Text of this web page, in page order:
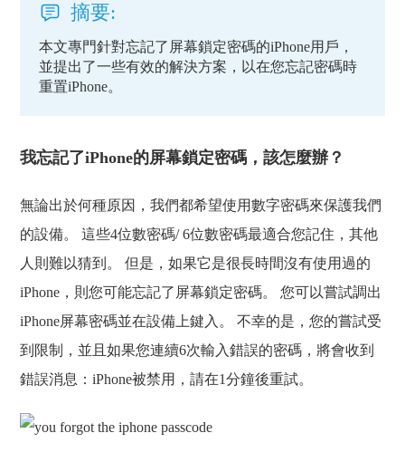
摘要:
本文專門針對忘記了屏幕鎖定密碼的iPhone用戶，
並提出了一些有效的解決方案，以在您忘記密碼時
重置iPhone。
我忘記了iPhone的屏幕鎖定密碼，該怎麼辦？
無論出於何種原因，我們都希望使用數字密碼來保護我們
的設備。 這些4位數密碼/ 6位數密碼最適合您記住，其他
人則難以猜到。 但是，如果它是很長時間沒有使用過的
iPhone，則您可能忘記了屏幕鎖定密碼。 您可以嘗試調出
iPhone屏幕密碼並在設備上鍵入。 不幸的是，您的嘗試受
到限制，並且如果您連續6次輸入錯誤的密碼，將會收到
錯誤消息：iPhone被禁用，請在1分鐘後重試。